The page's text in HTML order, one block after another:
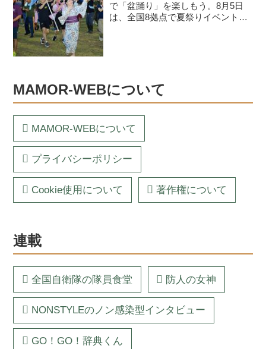
で「盆踊り」を楽しもう。8月5日
は、全国8拠点で夏祭りイベントが
MAMOR-WEBについて
MAMOR-WEBについて
プライバシーポリシー
Cookie使用について 著作権について
連載
全国自衛隊の隊員食堂 防人の女神
NONSTYLEのノン感染型インタビュー
GO！GO！辞典くん